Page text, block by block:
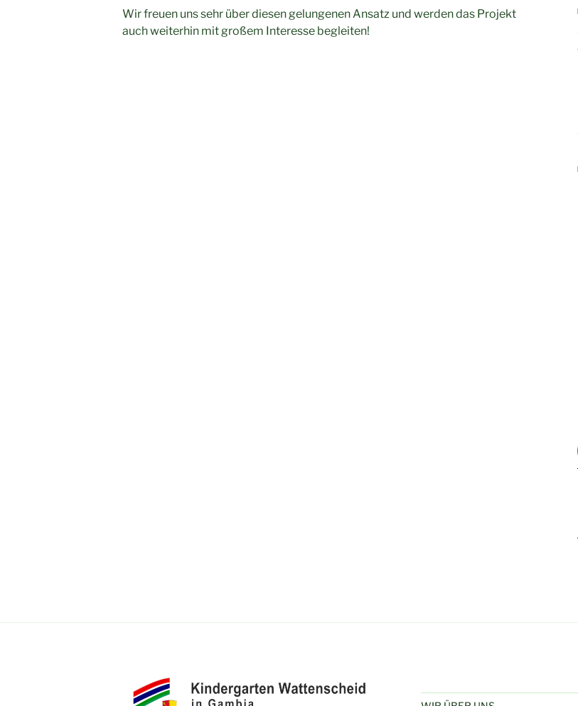
Wir freuen uns sehr über diesen gelungenen Ansatz und werden das Projekt
auch weiterhin mit großem Interesse begleiten!